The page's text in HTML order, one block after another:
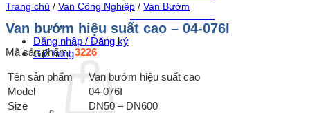
0939.487.487
Đăng nhập / Đăng ký
Giỏ hàng
Trang chủ / Van Công Nghiệp / Van Bướm
Van bướm hiệu suất cao – 04-076I
Mã sản phẩm: 3226
Tên sản phẩm
Van bướm hiệu suất cao
Model
04-076I
Size
DN50 – DN600